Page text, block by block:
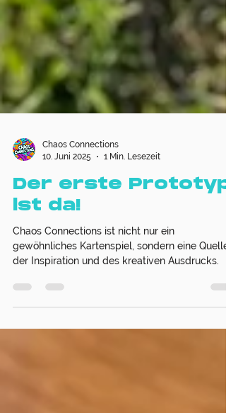
10. Juni 2025
1 Min. Lesezeit
Der erste Prototyp
ist da!
Chaos Connections ist nicht nur ein
gewöhnliches Kartenspiel, sondern eine Quelle
der Inspiration und des kreativen Ausdrucks.